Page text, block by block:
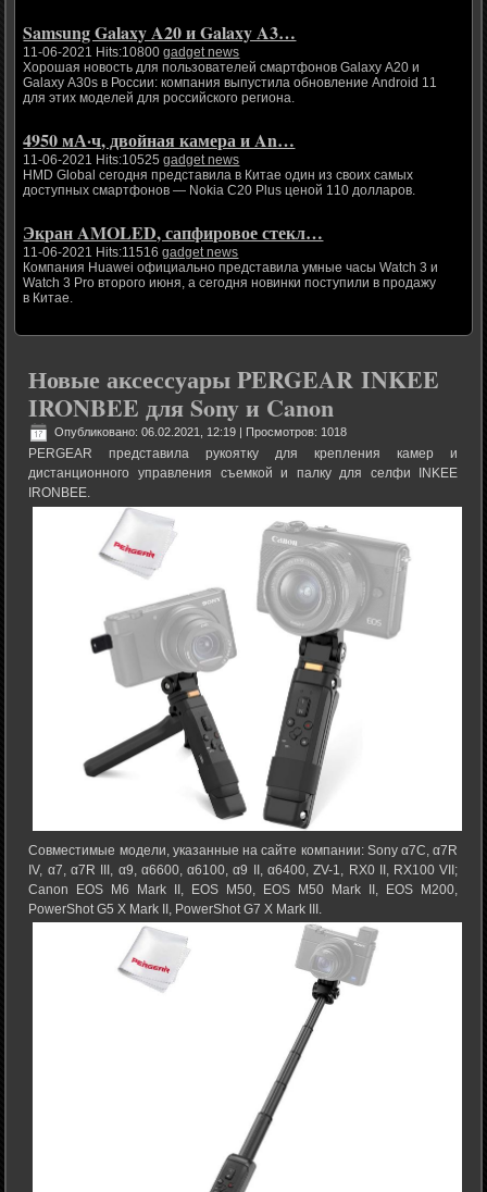
Samsung Galaxy A20 и Galaxy A3…
11-06-2021 Hits:10800gadget news
Хорошая новость для пользователей смартфонов Galaxy A20 и
Galaxy A30s в России: компания выпустила обновление Android 11
для этих моделей для российского региона.
4950 мА·ч, двойная камера и An…
11-06-2021 Hits:10525gadget news
HMD Global сегодня представила в Китае один из своих самых
доступных смартфонов — Nokia C20 Plus ценой 110 долларов.
Экран AMOLED, сапфировое стекл…
11-06-2021 Hits:11516gadget news
Компания Huawei официально представила умные часы Watch 3 и
Watch 3 Pro второго июня, а сегодня новинки поступили в продажу
в Китае.
Новые аксессуары PERGEAR INKEE
IRONBEE для Sony и Canon
Опубликовано: 06.02.2021, 12:19 | Просмотров: 1018
PERGEAR представила рукоятку для крепления камер и
дистанционного управления съемкой и палку для селфи INKEE
IRONBEE.
Совместимые модели, указанные на сайте компании: Sony α7C, α7R
IV, α7, α7R III, α9, α6600, α6100, α9 II, α6400, ZV-1, RX0 II, RX100 VII;
Canon EOS M6 Mark II, EOS M50, EOS M50 Mark II, EOS M200,
PowerShot G5 X Mark II, PowerShot G7 X Mark III.